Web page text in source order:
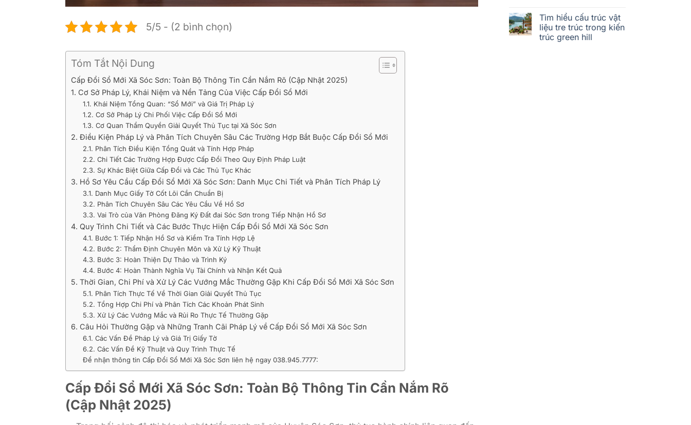
5/5 - (2 bình chọn)
Tóm Tắt Nội Dung
Cấp Đổi Sổ Mới Xã Sóc Sơn: Toàn Bộ Thông Tin Cần Nắm Rõ (Cập Nhật 2025)
1. Cơ Sở Pháp Lý, Khái Niệm và Nền Tảng Của Việc Cấp Đổi Sổ Mới
1.1. Khái Niệm Tổng Quan: “Sổ Mới” và Giá Trị Pháp Lý
1.2. Cơ Sở Pháp Lý Chi Phối Việc Cấp Đổi Sổ Mới
1.3. Cơ Quan Thẩm Quyền Giải Quyết Thủ Tục tại Xã Sóc Sơn
2. Điều Kiện Pháp Lý và Phân Tích Chuyên Sâu Các Trường Hợp Bắt Buộc Cấp Đổi Sổ Mới
2.1. Phân Tích Điều Kiện Tổng Quát và Tính Hợp Pháp
2.2. Chi Tiết Các Trường Hợp Được Cấp Đổi Theo Quy Định Pháp Luật
2.3. Sự Khác Biệt Giữa Cấp Đổi và Các Thủ Tục Khác
3. Hồ Sơ Yêu Cầu Cấp Đổi Sổ Mới Xã Sóc Sơn: Danh Mục Chi Tiết và Phân Tích Pháp Lý
3.1. Danh Mục Giấy Tờ Cốt Lõi Cần Chuẩn Bị
3.2. Phân Tích Chuyên Sâu Các Yêu Cầu Về Hồ Sơ
3.3. Vai Trò của Văn Phòng Đăng Ký Đất đai Sóc Sơn trong Tiếp Nhận Hồ Sơ
4. Quy Trình Chi Tiết và Các Bước Thực Hiện Cấp Đổi Sổ Mới Xã Sóc Sơn
4.1. Bước 1: Tiếp Nhận Hồ Sơ và Kiểm Tra Tính Hợp Lệ
4.2. Bước 2: Thẩm Định Chuyên Môn và Xử Lý Kỹ Thuật
4.3. Bước 3: Hoàn Thiện Dự Thảo và Trình Ký
4.4. Bước 4: Hoàn Thành Nghĩa Vụ Tài Chính và Nhận Kết Quả
5. Thời Gian, Chi Phí và Xử Lý Các Vướng Mắc Thường Gặp Khi Cấp Đổi Sổ Mới Xã Sóc Sơn
5.1. Phân Tích Thực Tế Về Thời Gian Giải Quyết Thủ Tục
5.2. Tổng Hợp Chi Phí và Phân Tích Các Khoản Phát Sinh
5.3. Xử Lý Các Vướng Mắc và Rủi Ro Thực Tế Thường Gặp
6. Câu Hỏi Thường Gặp và Những Tranh Cãi Pháp Lý về Cấp Đổi Sổ Mới Xã Sóc Sơn
6.1. Các Vấn Đề Pháp Lý và Giá Trị Giấy Tờ
6.2. Các Vấn Đề Kỹ Thuật và Quy Trình Thực Tế
Để nhận thông tin Cấp Đổi Sổ Mới Xã Sóc Sơn liên hệ ngay 038.945.7777:
Cấp Đổi Sổ Mới Xã Sóc Sơn: Toàn Bộ Thông Tin Cần Nắm Rõ
(Cập Nhật 2025)
Tìm hiểu cấu trúc vật
liệu tre trúc trong kiến
trúc green hill